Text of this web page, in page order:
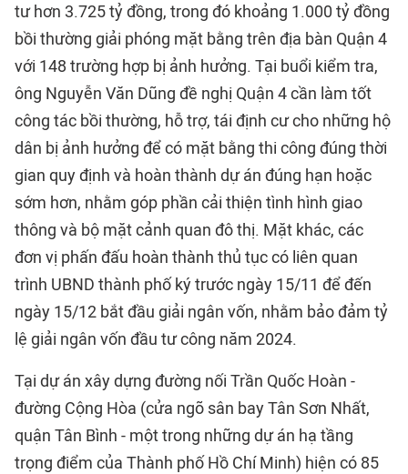
tư hơn 3.725 tỷ đồng, trong đó khoảng 1.000 tỷ đồng
bồi thường giải phóng mặt bằng trên địa bàn Quận 4
với 148 trường hợp bị ảnh hưởng. Tại buổi kiểm tra,
ông Nguyễn Văn Dũng đề nghị Quận 4 cần làm tốt
công tác bồi thường, hỗ trợ, tái định cư cho những hộ
dân bị ảnh hưởng để có mặt bằng thi công đúng thời
gian quy định và hoàn thành dự án đúng hạn hoặc
sớm hơn, nhằm góp phần cải thiện tình hình giao
thông và bộ mặt cảnh quan đô thị. Mặt khác, các
đơn vị phấn đấu hoàn thành thủ tục có liên quan
trình UBND thành phố ký trước ngày 15/11 để đến
ngày 15/12 bắt đầu giải ngân vốn, nhằm bảo đảm tỷ
lệ giải ngân vốn đầu tư công năm 2024.
Tại dự án xây dựng đường nối Trần Quốc Hoàn -
đường Cộng Hòa (cửa ngõ sân bay Tân Sơn Nhất,
quận Tân Bình - một trong những dự án hạ tầng
trọng điểm của Thành phố Hồ Chí Minh) hiện có 85